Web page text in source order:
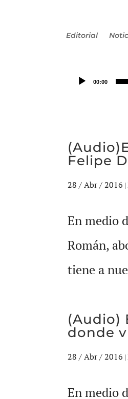
Editorial
00:00
Felipe
28 / Abr / 2016 |
En medio
Román,
tiene a
(Audio)
donde
28 / Abr / 2016 |
En medio